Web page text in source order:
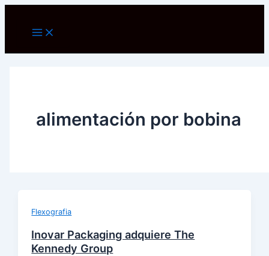
Main
Menu
alimentación por bobina
Flexografia
Inovar Packaging adquiere The
Kennedy Group